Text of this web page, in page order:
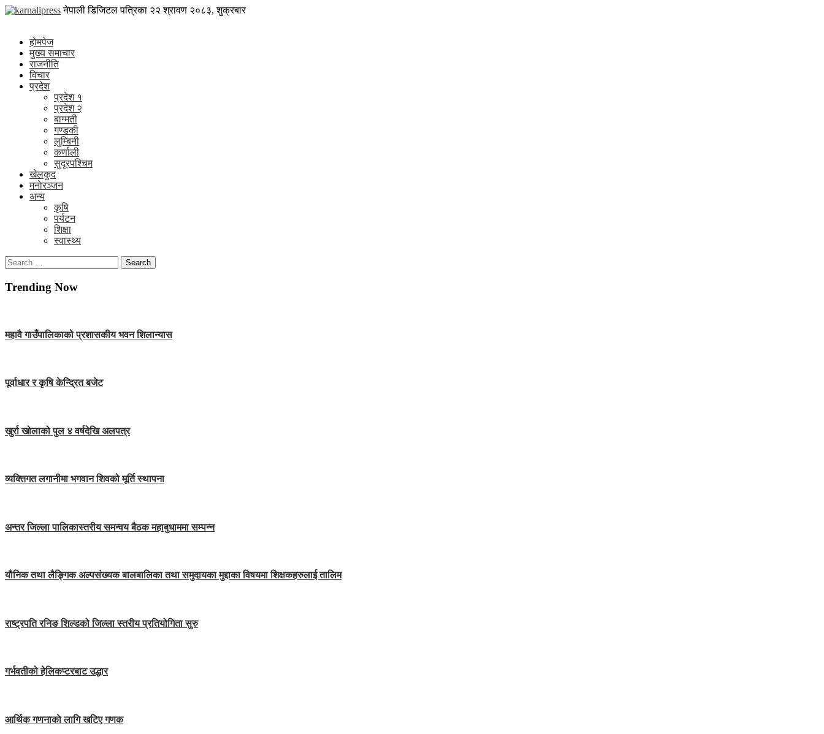
Skip
karnalipress
नेपाली डिजिटल पत्रिका २२ श्रावण २०८३, शुक्रबार
होमपेज
मुख्य समाचार
राजनीति
विचार
प्रदेश
प्रदेश १
प्रदेश २
बाग्मती
गण्डकी
लुम्बिनी
कर्णाली
सुदूरपश्चिम
खेलकुद
मनाेरञ्जन
अन्य
कृषि
पर्यटन
शिक्षा
स्वास्थ्य
Search
for:
Trending Now
महावै गाउँपालिकाको प्रशासकीय भवन शिलान्यास
पूर्वाधार र कृषि केन्द्रित बजेट
खुर्रा खोलाको पुल ४ वर्षदेखि अलपत्र
व्यक्तिगत लगानीमा भगवान शिवको मूर्ति स्थापना
अन्तर जिल्ला पालिकास्तरीय समन्वय बैठक महाबुधाममा सम्पन्न
यौनिक तथा लैङ्गिक अल्पसंख्यक बालबालिका तथा समुदायका मुद्दाका विषयमा शिक्षकहरुलाई तालिम
राष्ट्रपति रनिङ शिल्डको जिल्ला स्तरीय प्रतियोगिता सुरु
गर्भवतीको हेलिकप्टरबाट उद्धार
आर्थिक गणनाकाे लागि खटिए गणक